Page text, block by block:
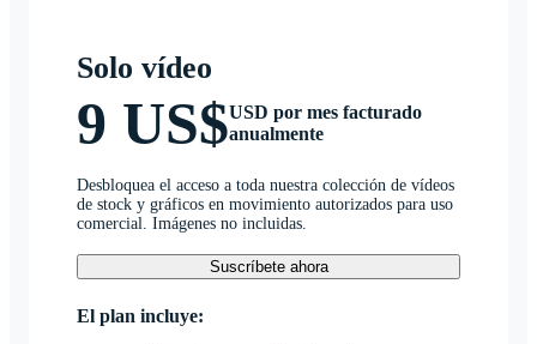
Solo vídeo
9 US$USD por mes facturado
anualmente
Desbloquea el acceso a toda nuestra colección de vídeos
de stock y gráficos en movimiento autorizados para uso
comercial. Imágenes no incluidas.
Suscríbete ahora
El plan incluye: